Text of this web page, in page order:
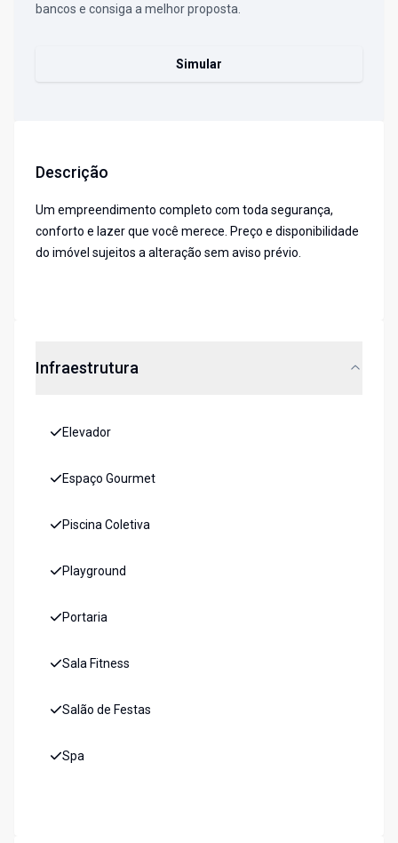
bancos e consiga a melhor proposta.
Simular
Descrição
Um empreendimento completo com toda segurança,
conforto e lazer que você merece. Preço e disponibilidade
do imóvel sujeitos a alteração sem aviso prévio.
Infraestrutura
Elevador
Espaço Gourmet
Piscina Coletiva
Playground
Portaria
Sala Fitness
Salão de Festas
Spa